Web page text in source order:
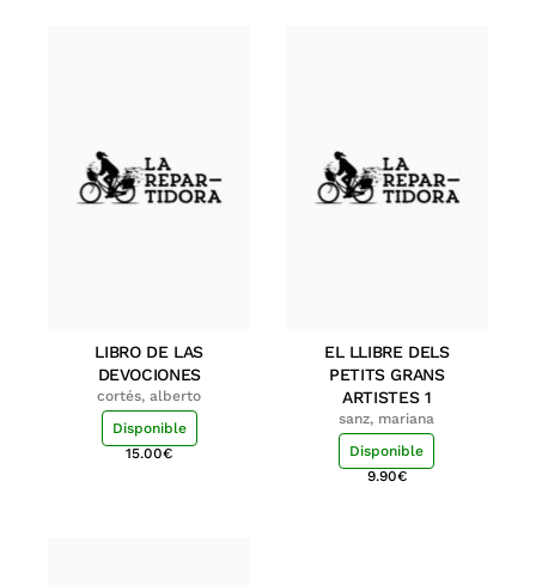
LIBRO DE LAS
DEVOCIONES
cortés, alberto
Disponible
15.00€
EL LLIBRE DELS
PETITS GRANS
ARTISTES 1
sanz, mariana
Disponible
9.90€